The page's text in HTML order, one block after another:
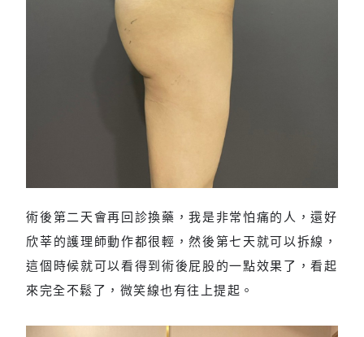
術後21天
術後第二天會再回診換藥，我是非常怕痛的人，還好
欣莘的護理師動作都很輕，然後第七天就可以拆線，
這個時候就可以看得到術後屁股的一點效果了，看起
來完全不鬆了，微笑線也有往上提起。